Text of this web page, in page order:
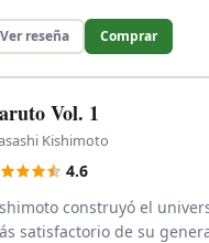
Ver reseña Comprar
Vol. 1
Kishimoto
4.6
construyó el
satisfactorio de su